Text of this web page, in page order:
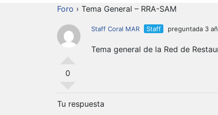
Foro › Tema General – RRA-SAM
0
Staff Coral MAR Staff preguntada 3
Tema general de la Red de
Tu respuesta